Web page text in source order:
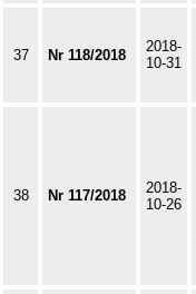
37 Nr 118/2018
2018-
10-31
38 Nr 117/2018
2018-
10-26